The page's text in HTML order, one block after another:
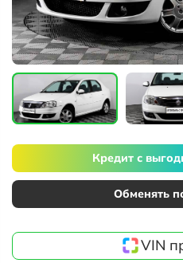
Кредит с
Обменять
VIN